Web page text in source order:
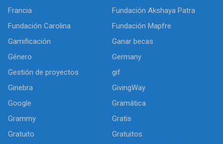
Francia
Fundación Akshaya Patra
Fundación Carolina
Fundación Mapfre
Gamificación
Ganar becas
Género
Germany
Gestión de proyectos
gif
Ginebra
GivingWay
Google
Gramática
Grammy
Gratis
Gratuito
Gratuitos